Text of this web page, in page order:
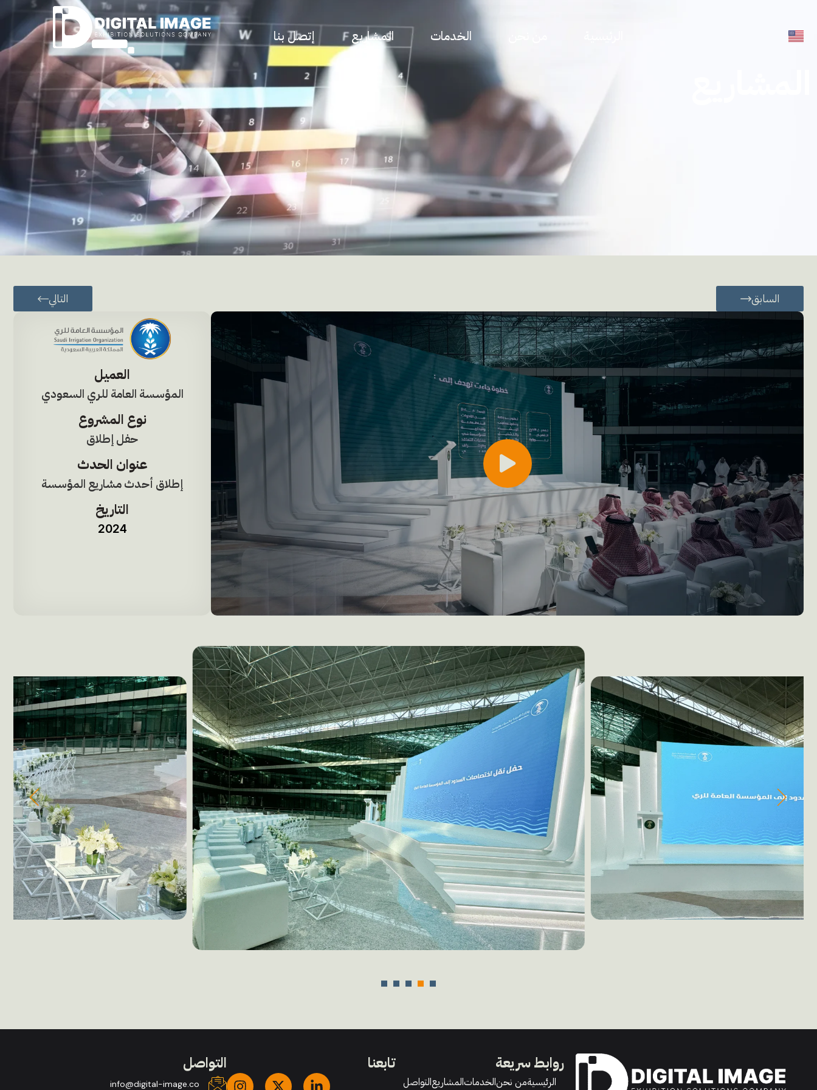
الخدمات المشاريع إتصل بنا
السابق التالي
العميل
المؤسسة العامة للري السعودي
نوع المشروع
حفل إطلاق
عنوان الحدث
إطلاق أحدث مشاريع المؤسسة
التاريخ
2024
روابط سريعة
الرئيسيةمن نحنالخدماتالمشاريعالتواصل
تابعنا التواصل
info@digital-image.co